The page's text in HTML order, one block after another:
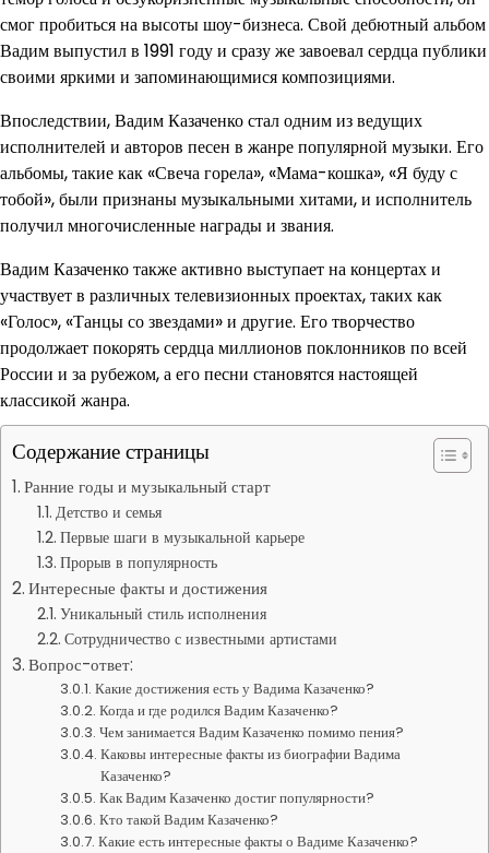
смог пробиться на высоты шоу-бизнеса. Свой дебютный альбом
Вадим выпустил в 1991 году и сразу же завоевал сердца публики
своими яркими и запоминающимися композициями.
Впоследствии, Вадим Казаченко стал одним из ведущих
исполнителей и авторов песен в жанре популярной музыки. Его
альбомы, такие как «Свеча горела», «Мама-кошка», «Я буду с
тобой», были признаны музыкальными хитами, и исполнитель
получил многочисленные награды и звания.
Вадим Казаченко также активно выступает на концертах и
участвует в различных телевизионных проектах, таких как
«Голос», «Танцы со звездами» и другие. Его творчество
продолжает покорять сердца миллионов поклонников по всей
России и за рубежом, а его песни становятся настоящей
классикой жанра.
Содержание страницы
Ранние годы и музыкальный старт
Детство и семья
Первые шаги в музыкальной карьере
Прорыв в популярность
Интересные факты и достижения
Уникальный стиль исполнения
Сотрудничество с известными артистами
Вопрос-ответ:
Какие достижения есть у Вадима Казаченко?
Когда и где родился Вадим Казаченко?
Чем занимается Вадим Казаченко помимо пения?
Каковы интересные факты из биографии Вадима
Казаченко?
Как Вадим Казаченко достиг популярности?
Кто такой Вадим Казаченко?
Какие есть интересные факты о Вадиме Казаченко?